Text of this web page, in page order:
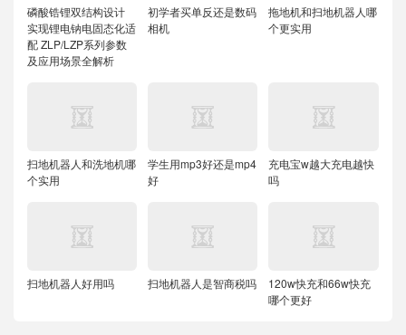
磷酸锆锂双结构设计
实现锂电钠电固态化适
配ZLP/LZP系列参数
及应用场景全解析
初学者买单反还是数码
相机
拖地机和扫地机器人哪
个更实用
扫地机器人和洗地机哪
个实用
学生用mp3好还是mp4
好
充电宝w越大充电越快
吗
扫地机器人好用吗 扫地机器人是智商税吗
120w快充和66w快充
哪个更好